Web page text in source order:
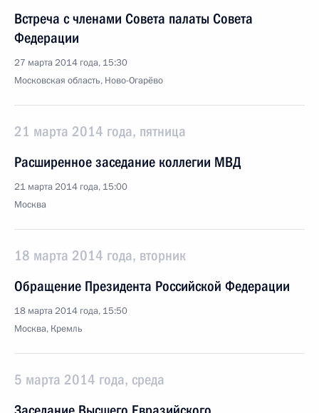
Встреча с членами Совета палаты Совета
Федерации
27 марта 2014 года, 15:30
Московская область, Ново-Огарёво
21 марта 2014 года, пятница
Расширенное заседание коллегии МВД
21 марта 2014 года, 15:00
Москва
18 марта 2014 года, вторник
Обращение Президента Российской Федерации
18 марта 2014 года, 15:50
Москва, Кремль
5 марта 2014 года, среда